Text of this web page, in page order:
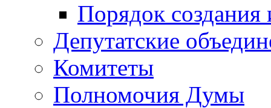
Порядок создания
Депутатские
Комитеты
Полномочия Думы